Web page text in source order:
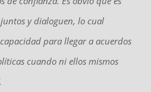
y dialoguen, lo cual
para llegar a acuerdos
cuando ni ellos mismos